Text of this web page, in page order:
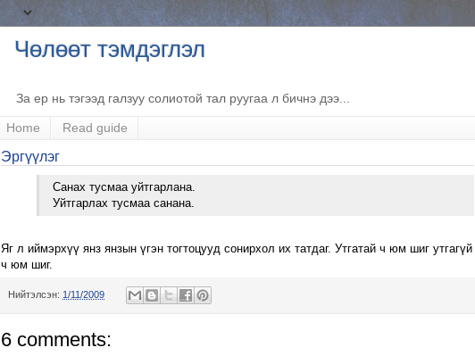
Чөлөөт тэмдэглэл
За ер нь тэгээд галзуу солиотой тал руугаа л бичнэ дээ...
Home Read guide
Эргүүлэг
Санах тусмаа уйтгарлана.
Уйтгарлах тусмаа санана.
Яг л иймэрхүү янз янзын үгэн тогтоцууд сонирхол их татдаг. Утгатай ч юм шиг утгагүй
ч юм шиг.
Нийтэлсэн: 1/11/2009
6 comments: